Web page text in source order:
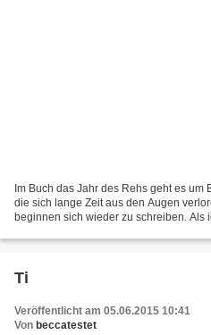
Im Buch das Jahr des Rehs geht es
die sich lange Zeit aus den Augen
beginnen sich wieder zu schreiben. Als
Ti
Veröffentlicht am 05.06.2015 10:41
Von beccatestet